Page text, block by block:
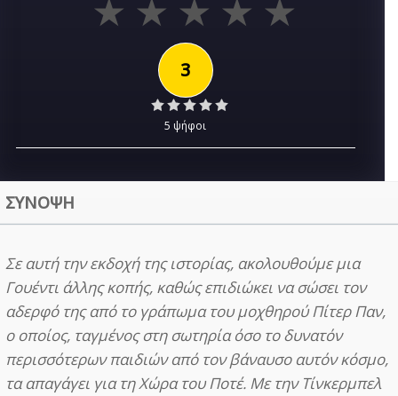
3
5 ψήφοι
ΣΥΝΟΨΗ
Σε αυτή την εκδοχή της ιστορίας, ακολουθούμε μια
Γουέντι άλλης κοπής, καθώς επιδιώκει να σώσει τον
αδερφό της από το γράπωμα του μοχθηρού Πίτερ Παν,
ο οποίος, ταγμένος στη σωτηρία όσο το δυνατόν
περισσότερων παιδιών από τον βάναυσο αυτόν κόσμο,
τα απαγάγει για τη Χώρα του Ποτέ. Με την Τίνκερμπελ